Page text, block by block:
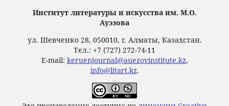
Институт литературы и искусства им. М.О.
Ауэзова
ул. Шевченко 28, 050010, г. Алматы, Казахстан.
Тел.: +7 (727) 272-74-11
E-mail: keruenjournal@auezovinstitute.kz,
info@litart.kz.